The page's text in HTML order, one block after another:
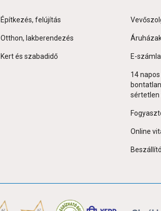
Építkezés, felújítás
Otthon, lakberendezés
Kert és szabadidő E-
14
sértetlen
Online